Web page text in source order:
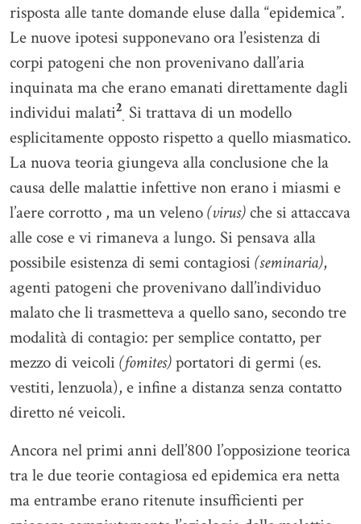
risposta alle tante domande eluse dalla “epidemica”.
Le nuove ipotesi supponevano ora l’esistenza di
corpi patogeni che non provenivano dall’aria
inquinata ma che erano emanati direttamente dagli
individui malati2
. Si trattava di un modello
esplicitamente opposto rispetto a quello miasmatico.
La nuova teoria giungeva alla conclusione che la
causa delle malattie infettive non erano i miasmi e
l’aere corrotto , ma un veleno(virus)che si attaccava
alle cose e vi rimaneva a lungo. Si pensava alla
possibile esistenza di semi contagiosi (seminaria),
agenti patogeni che provenivano dall’individuo
malato che li trasmetteva a quello sano, secondo tre
modalità di contagio: per semplice contatto, per
mezzo di veicoli (fomites)portatori di germi (es.
vestiti, lenzuola), e infine a distanza senza contatto
diretto né veicoli.
Ancora nel primi anni dell’800 l’opposizione teorica
tra le due teorie contagiosa ed epidemica era netta
ma entrambe erano ritenute insufficienti per